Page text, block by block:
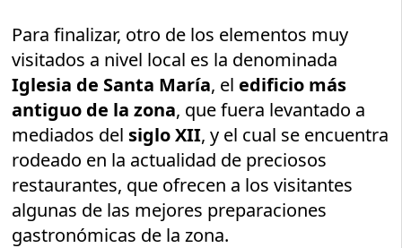
Para finalizar, otro de los elementos muy
visitados a nivel local es la denominada
Iglesia de Santa María, el edificio más
antiguo de la zona, que fuera levantado a
mediados del siglo XII, y el cual se encuentra
rodeado en la actualidad de preciosos
restaurantes, que ofrecen a los visitantes
algunas de las mejores preparaciones
gastronómicas de la zona.